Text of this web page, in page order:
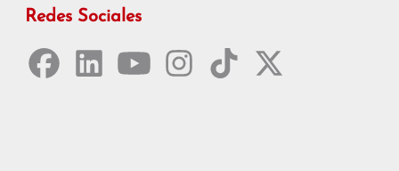
Redes Sociales